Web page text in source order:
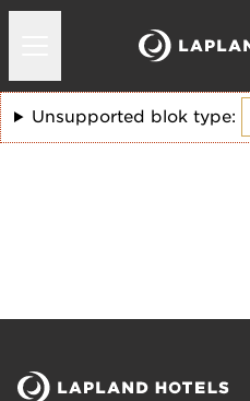
Unsupported blok type: